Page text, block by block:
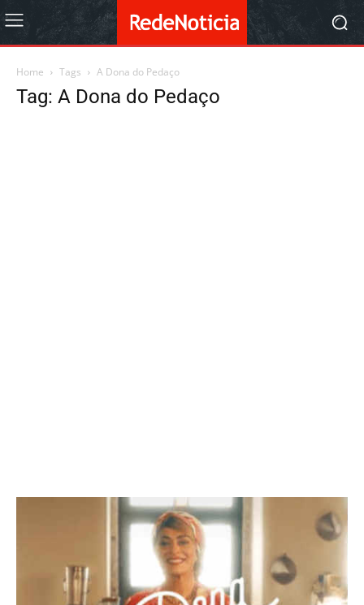
Home Tags A Dona do Pedaço
Tag: A Dona do Pedaço